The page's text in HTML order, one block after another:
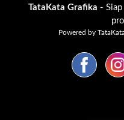
TataKata Grafika -
Powered by